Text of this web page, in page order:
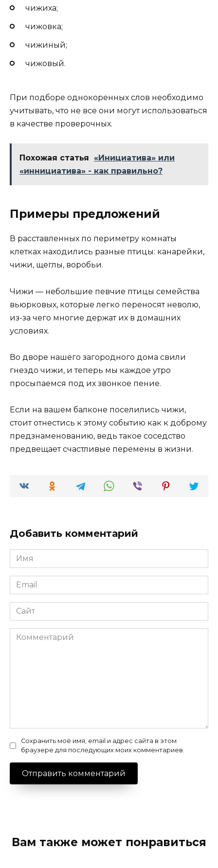
чижиха;
чижовка;
чижиный;
чижовый.
При подборе однокоренных слов необходимо
учитывать, что не все они могут использоваться
в качестве проверочных.
Похожая статья
«Инициатива» или
«иннициатива» - как правильно?
Примеры предложений
В расставленных по периметру комнаты
клетках находились разные птицы: канарейки,
чижи, щеглы, воробьи.
Чижи — небольшие певчие птицы семейства
вьюрковых, которые легко переносят неволю,
из-за чего многие держат их в домашних
условиях.
Во дворе нашего загородного дома свили
гнездо чижи, и теперь мы каждое утро
просыпаемся под их звонкое пение.
Если на вашем балконе поселились чижи,
стоит отнестись к этому событию как к доброму
предзнаменованию, ведь такое соседство
предвещает счастливые перемены в жизни.
Добавить комментарий
Имя
*
Email
*
Сайт
Комментарий
Сохранить моё имя, email и адрес сайта в этом
браузере для последующих моих комментариев.
Вам также может понравиться